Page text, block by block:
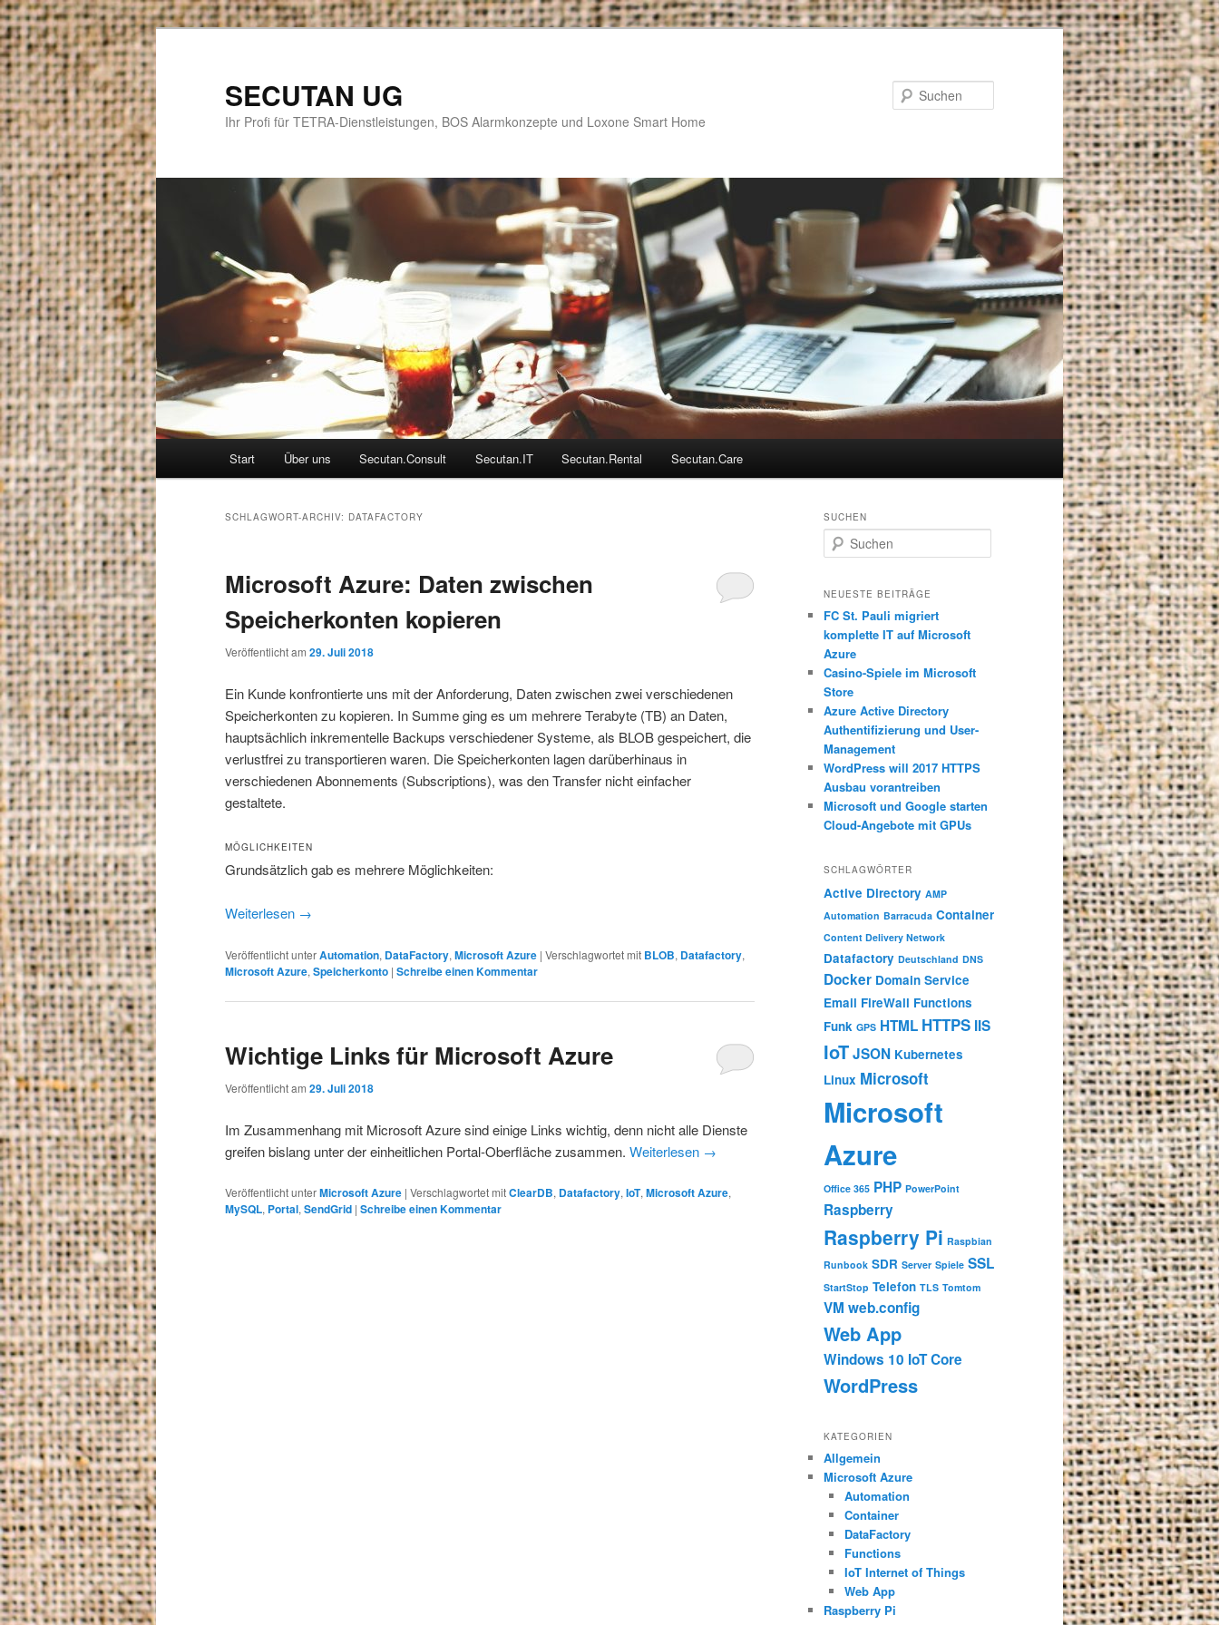
Zum
primären
Inhalt
springen
Zum
sekundären
Inhalt
springen
SECUTAN UG
Ihr Profi für TETRA-Dienstleistungen, BOS Alarmkonzepte und Loxone Smart Home
Start Über uns Secutan.Consult Secutan.IT Secutan.Rental Secutan.Care
SCHLAGWORT-ARCHIV: DATAFACTORY
Microsoft Azure: Daten zwischen
Speicherkonten kopieren
Veröffentlicht am 29. Juli 2018
Ein Kunde konfrontierte uns mit der Anforderung, Daten zwischen zwei verschiedenen
Speicherkonten zu kopieren. In Summe ging es um mehrere Terabyte (TB) an Daten,
hauptsächlich inkrementelle Backups verschiedener Systeme, als BLOB gespeichert, die
verlustfrei zu transportieren waren. Die Speicherkonten lagen darüberhinaus in
verschiedenen Abonnements (Subscriptions), was den Transfer nicht einfacher
gestaltete.
MÖGLICHKEITEN
Grundsätzlich gab es mehrere Möglichkeiten:
Weiterlesen →
Veröffentlicht unterAutomation, DataFactory, Microsoft Azure | Verschlagwortet mit BLOB, Datafactory,
Microsoft Azure, Speicherkonto | Schreibe einen Kommentar
Wichtige Links für Microsoft Azure
Veröffentlicht am 29. Juli 2018
Im Zusammenhang mit Microsoft Azure sind einige Links wichtig, denn nicht alle Dienste
greifen bislang unter der einheitlichen Portal-Oberfläche zusammen. Weiterlesen →
Veröffentlicht unterMicrosoft Azure | Verschlagwortet mitClearDB, Datafactory, IoT, Microsoft Azure,
MySQL, Portal, SendGrid | Schreibe einen Kommentar
SUCHEN
u
h
n
NEUESTE BEITRÄGE
FC St. Pauli migriert
komplette IT auf Microsoft
Azure
Casino-Spiele im Microsoft
Store
Azure Active Directory
Authentifizierung und User-
Management
WordPress will 2017 HTTPS
Ausbau vorantreiben
Microsoft und Google starten
Cloud-Angebote mit GPUs
SCHLAGWÖRTER
Active Directory AMP
Automation Barracuda Container
Content Delivery Network
Datafactory Deutschland DNS
Docker Domain Service
Email FireWall Functions
Funk GPS HTML HTTPS IIS
IoTJSON Kubernetes
Linux Microsoft
Microsoft
Azure
Office 365 PHP PowerPoint
Raspberry
Raspberry Pi Raspbian
Runbook SDR Server Spiele SSL
StartStop Telefon TLS Tomtom
VM web.config
Web App
Windows 10 IoT Core
WordPress
KATEGORIEN
Allgemein
Microsoft Azure
Automation
Container
DataFactory
Functions
IoT Internet of Things
Web App
Raspberry Pi